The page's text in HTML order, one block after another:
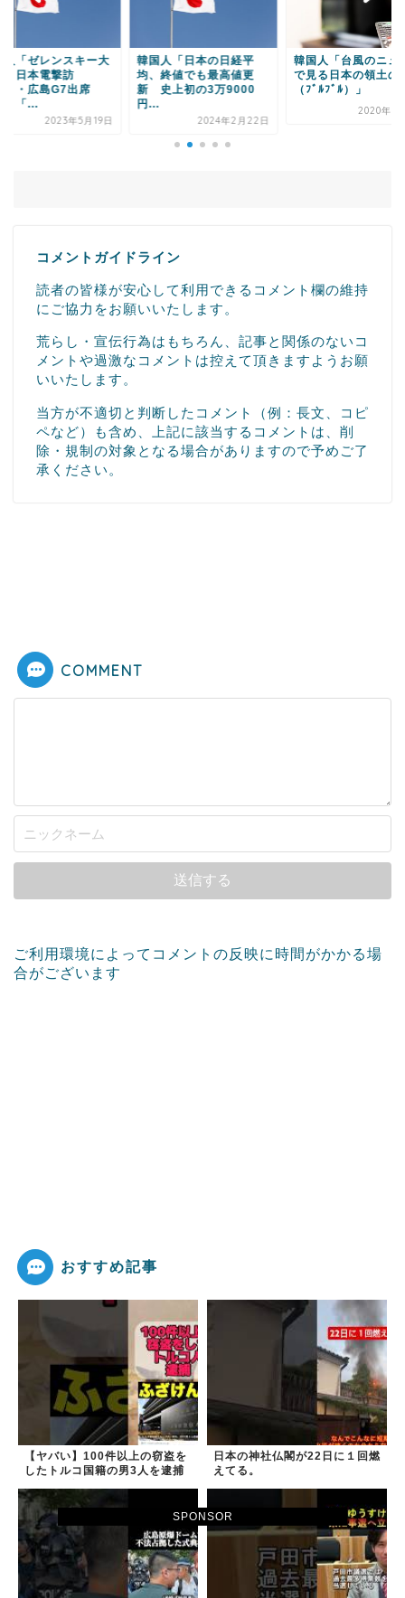
SPONSOR
Powered by livedoor 相互RSS
人「日本の日経平
終値でも最高値更
上初の3万9000
2024年2月22日
韓国人「台風のニュース
で見る日本の領土の広さ
（ﾌﾞﾙﾌﾞﾙ）」
韓国人「ユン大統領
言、日本やブルーム
グなど海外メディア
コメントガイドライン
読者の皆様が安心して利用できるコメント欄の維持
にご協力をお願いいたします。
荒らし・宣伝行為はもちろん、記事と関係のないコ
メントや過激なコメントは控えて頂きますようお願
いいたします。
当方が不適切と判断したコメント（例：長文、コピ
ペなど）も含め、上記に該当するコメントは、削
除・規制の対象となる場合がありますので予めご了
承ください。
COMMENT
ご利用環境によってコメントの反映に時間がかかる場
合がございます
おすすめ記事
【ヤバい】100件以上の窃盗を
したトルコ国籍の男3人を逮捕
日本の神社仏閣が22日に１回燃
えてる。